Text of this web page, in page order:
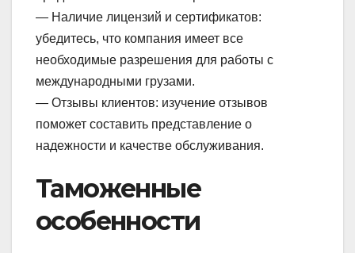
— Наличие лицензий и сертификатов:
убедитесь, что компания имеет все
необходимые разрешения для работы с
международными грузами.
— Отзывы клиентов: изучение отзывов
поможет составить представление о
надежности и качестве обслуживания.
Таможенные
особенности